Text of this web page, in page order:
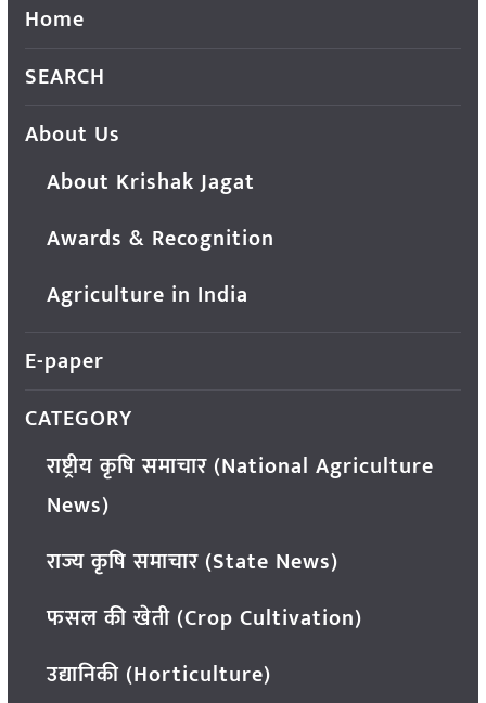
Home
SEARCH
About Us
About Krishak Jagat
Awards & Recognition
Agriculture in India
E-paper
CATEGORY
राष्ट्रीय कृषि समाचार (National Agriculture
News)
राज्य कृषि समाचार (State News)
फसल की खेती (Crop Cultivation)
उद्यानिकी (Horticulture)